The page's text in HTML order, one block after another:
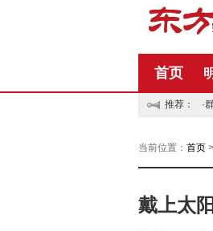
首页
推荐： ·
当前位置： 首页 >
戴上太